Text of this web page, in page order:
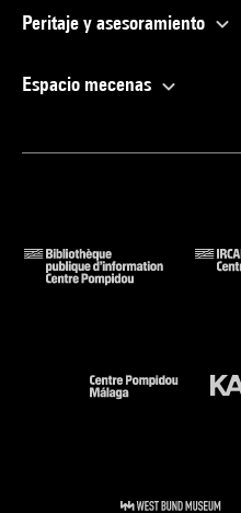
Peritaje y asesoramiento
Espacio mecenas